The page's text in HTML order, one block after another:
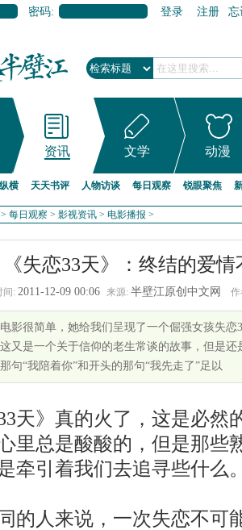
密码: 登录 注册 忘
资讯 文学 动漫
横 天天书评 人物访谈 每日观察 锐眼聚焦
> 每日观察 > 影视资讯 > 电影播报 >
《失恋33天》：终结的爱
间: 2011-12-09 00:06 来源: 半壁江原创中文网 作
电影很简单，她给我们呈现了一个倔强女孩失
又是一个关于信仰的老生常谈的故事，但是
句“我陪着你”和开头的那句“我先走了”足以
》真的火了，这是必然
里总是酸酸的，但是那些
牵引着我们去追寻些什么
人来说，一次失恋不可